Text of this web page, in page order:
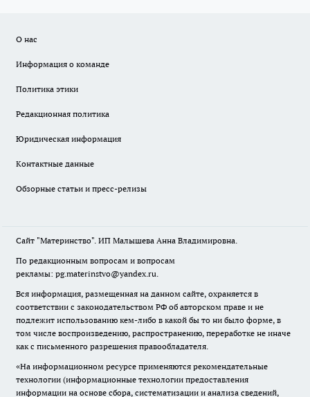
О нас
Информация о команде
Политика этики
Редакционная политика
Юридическая информация
Контактные данные
Обзорные статьи и пресс-релизы
Сайт "Материнство". ИП Малышева Анна Владимировна.
По редакционным вопросам и вопросам
рекламы: pg.materinstvo@yandex.ru.
Вся информация, размещенная на данном сайте, охраняется в
соответствии с законодательством РФ об авторском праве и не
подлежит использованию кем-либо в какой бы то ни было форме, в
том числе воспроизведению, распространению, переработке не иначе
как с письменного разрешения правообладателя.
«На информационном ресурсе применяются рекомендательные
технологии (информационные технологии предоставления
информации на основе сбора, систематизации и анализа сведений,